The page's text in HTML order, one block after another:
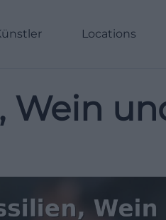
Locations
Wein